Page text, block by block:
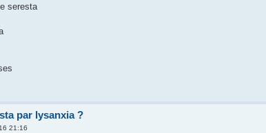
seresta
par lysanxia ?
21:16